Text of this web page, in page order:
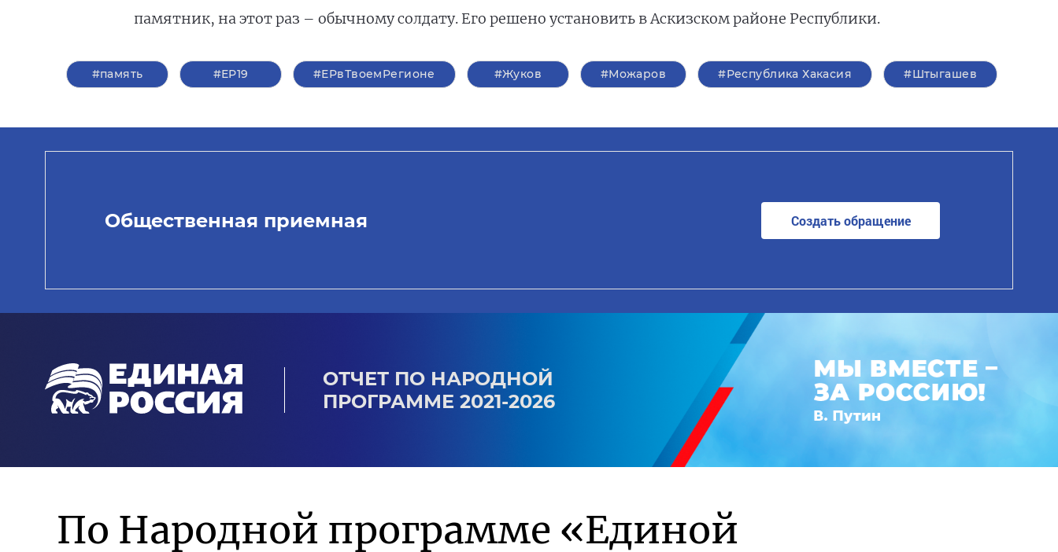
памятник, на этот раз – обычному солдату. Его решено установить в Аскизском районе Республики.
#память #ЕР19 #ЕРвТвоемРегионе #Жуков #Можаров #Республика Хакасия #Штыгашев
Общественная приемная Создать обращение
ОТЧЕТ ПО НАРОДНОЙ
ПРОГРАММЕ 2021-2026
По Народной программе «Единой